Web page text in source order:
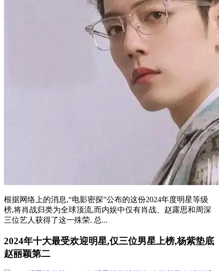
根据网络上的消息,“电影密探”公布的这份2024年度明星等级
榜,将肖战归类为全球顶流,而内娱中仅有肖战、赵露思和周深
三位艺人获得了这一殊荣. 总...
2024年十大最受欢迎明星,仅三位男星上榜,杨紫垫底
赵丽颖第二